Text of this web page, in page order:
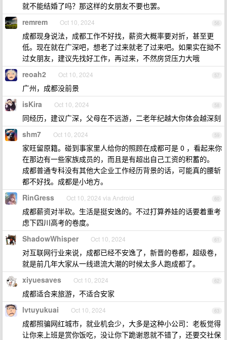
就不能结婚了吗？那这样的女朋友不要也罢。
56
remrem Oct 10, 2024
成都现身说法，成都工作不好找，薪资大概率要对折，甚至更
低。现在就在广深吧，想老了过来就老了过来吧。如果实在拗不
过女朋友，建议先找好工作，再过来，不然房贷压力大哦
57
reoah2 Oct 10, 2024
广州，成都没前景
58
isKira Oct 10, 2024
同经历，建议广深，父母在不远游，二老年纪越大你体会越深刻
59
shm7 Oct 10, 2024
家旺留原籍。碰到事家里人给你的照顾在成都可是 0 ，看起来你
在那边有一些家族成员的，而且是有超出自己工资的积蓄的。
成都普通专科没有其他大企业工作经历背景的话，可能真的腰斩
都不好找。成都是小地方。
60
RinGress Oct 10, 2024 via Android
成都薪资对半砍。生活是挺安逸的。不过打算养娃的话要着重考
虑下四川高考的卷度。
61
ShadowWhisper Oct 10, 2024
对互联网行业来说，成都已经不安逸了，新晋的卷都，超级卷，
就是前几年大家从一线退流大潮的时候太多人跑成都了。
62
xiyuesaves Oct 10, 2024
成都适合来旅游，不适合安家
63
lvtuyukuai Oct 10, 2024
成都照骗网红城市，就业机会少，大多是这种小公司：老板觉得
让你来上班是赏你饭吃，没让你下跪谢恩就不错了，还要交社保